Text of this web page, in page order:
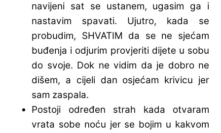
navijeni sat se ustanem, ugasim ga i
nastavim spavati. Ujutro, kada se
probudim, SHVATIM da se ne sjećam
buđenja i odjurim provjeriti dijete u sobu
do svoje. Dok ne vidim da je dobro ne
dišem, a cijeli dan osjećam krivicu jer
sam zaspala.
Postoji određen strah kada otvaram
vrata sobe noću jer se bojim u kakvom